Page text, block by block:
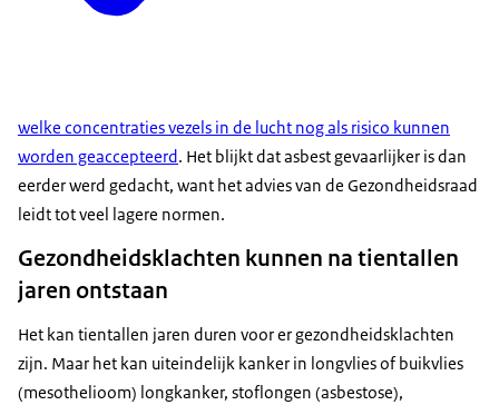
welke concentraties vezels in de lucht nog als risico kunnen
worden geaccepteerd. Het blijkt dat asbest gevaarlijker is dan
eerder werd gedacht, want het advies van de Gezondheidsraad
leidt tot veel lagere normen.
Gezondheidsklachten kunnen na tientallen
jaren ontstaan
Het kan tientallen jaren duren voor er gezondheidsklachten
zijn. Maar het kan uiteindelijk kanker in longvlies of buikvlies
(mesothelioom) longkanker, stoflongen (asbestose),